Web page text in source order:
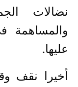
نضالات
والمساهمة
عليها.
أخيرا نقف